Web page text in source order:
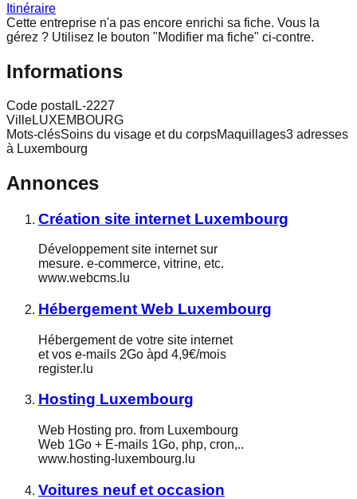
Itinéraire
Cette entreprise n'a pas encore enrichi sa fiche. Vous la
gérez ? Utilisez le bouton "Modifier ma fiche" ci-contre.
Informations
Code postal L-2227
VilleLUXEMBOURG
Mots-clésSoins du visage et du corpsMaquillages3 adresses
à Luxembourg
Annonces
Création site internet Luxembourg
Développement site internet sur
mesure. e-commerce, vitrine, etc.
www.webcms.lu
Hébergement Web Luxembourg
Hébergement de votre site internet
et vos e-mails 2Go àpd 4,9€/mois
register.lu
Hosting Luxembourg
Web Hosting pro. from Luxembourg
Web 1Go + E-mails 1Go, php, cron,..
www.hosting-luxembourg.lu
Voitures neuf et occasion